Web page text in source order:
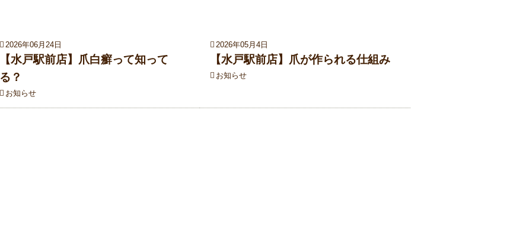
2026年06月24日
【水戸駅前店】爪白癬って知って
る？
お知らせ
2026年05月4日
【水戸駅前店】爪が作られる仕組み
お知らせ